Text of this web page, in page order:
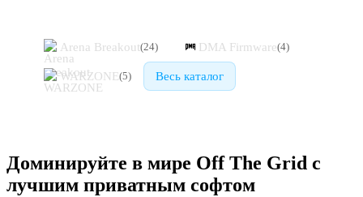
Arena Breakout(24) DMA Firmware(4)
WARZONE(5) Весь каталог
Доминируйте в мире Off The Grid с
лучшим приватным софтом